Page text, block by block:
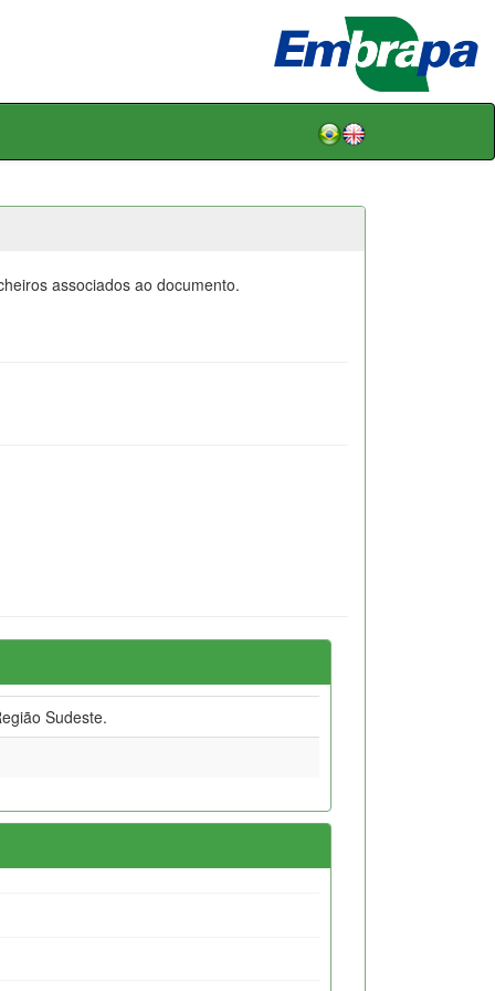
associados ao documento.
Sudeste.